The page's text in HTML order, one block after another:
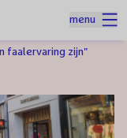
menu
faalervaring zijn"